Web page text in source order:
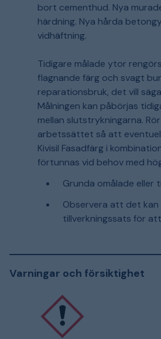
bort cementhud. Nya
härdning. Nya hårda
vidhäftning.
Tidigare målade ytor
flagnande färg och svagt
reparationsbruk, det vill
Målningen kan påbörjas
mellan slutstrykningarna.
arbetssättet så att
Kivisil Fasadfärg i
förtunnas vid behov med
Grunda omålade eller
Observera att det
tillverkningssats för
Varningar och försiktighet